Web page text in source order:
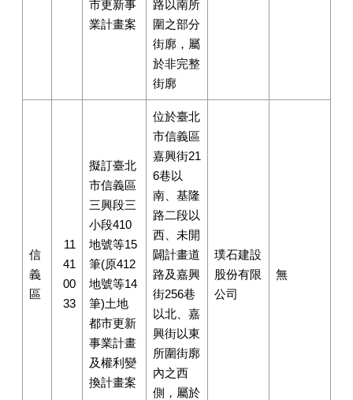
市更新事
業計畫案
路以南所
圍之部分
街廓，屬
於非完整
街廓
信
義
區
11
41
00
33
擬訂臺北
市信義區
三興段三
小段410
地號等15
筆(原412
地號等14
筆)土地
都市更新
事業計畫
及權利變
換計畫案
位於臺北
市信義區
嘉興街21
6巷以
南、基隆
路二段以
西、未開
闢計畫道
路及嘉興
街256巷
以北、嘉
興街以東
所圍街廓
內之西
側，屬於
璞石建設
股份有限
公司
無